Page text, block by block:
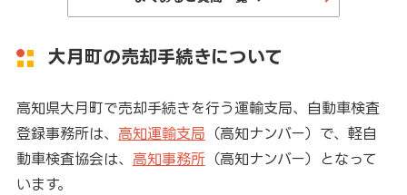
大月町の売却手続きについて
高知県大月町で売却手続きを行う運輸支局、自動車検査
登録事務所は、 高知運輸支局 （高知ナンバー）で、軽自
動車検査協会は、 高知事務所（高知ナンバー）となって
います。